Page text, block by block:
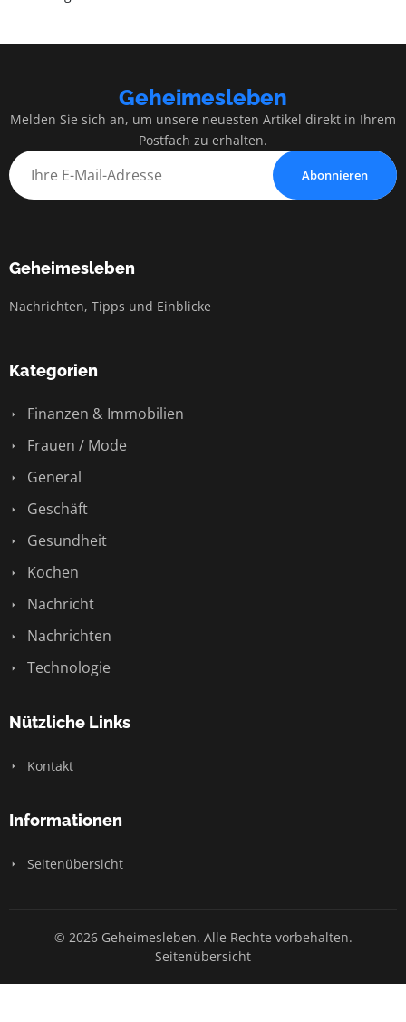
Geheimesleben
Melden Sie sich an, um unsere neuesten Artikel direkt in Ihrem
Postfach zu erhalten.
Abonnieren
Geheimesleben
Nachrichten, Tipps und Einblicke
Kategorien
Finanzen & Immobilien
Frauen / Mode
General
Geschäft
Gesundheit
Kochen
Nachricht
Nachrichten
Technologie
Nützliche Links
Kontakt
Informationen
Seitenübersicht
© 2026 Geheimesleben. Alle Rechte vorbehalten.
Seitenübersicht